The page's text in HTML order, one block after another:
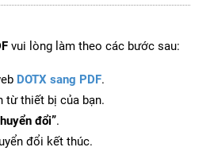
vui lòng làm theo các bước sau:
DOTX sang PDF.
từ thiết bị của bạn.
đổi”.
đổi kết thúc.